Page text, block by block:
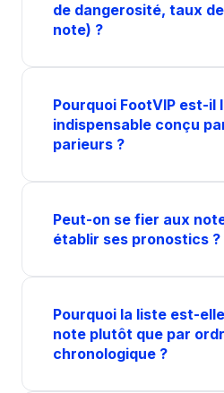
de dangerosité, taux
note) ?
Pourquoi FootVIP est-il
indispensable conçu
parieurs ?
Peut-on se fier aux
établir ses pronostics ?
Pourquoi la liste est-
note plutôt que par
chronologique ?